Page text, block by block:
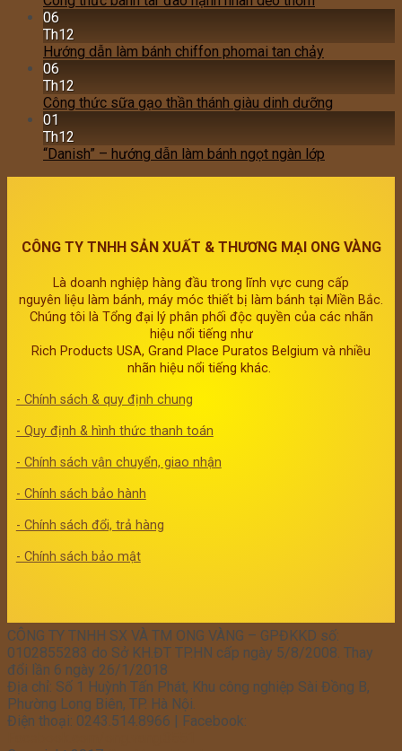
06
Th12
Hướng dẫn làm bánh chiffon phomai tan chảy
06
Th12
Công thức sữa gạo thần thánh giàu dinh dưỡng
01
Th12
“Danish” – hướng dẫn làm bánh ngọt ngàn lớp
CÔNG TY TNHH SẢN XUẤT & THƯƠNG MẠI ONG VÀNG
Là doanh nghiệp hàng đầu trong lĩnh vực cung cấp
nguyên liệu làm bánh, máy móc thiết bị làm bánh tại Miền Bắc.
Chúng tôi là Tổng đại lý phân phối độc quyền của các nhãn
hiệu nổi tiếng như
Rich Products USA, Grand Place Puratos Belgium và nhiều
nhãn hiệu nổi tiếng khác.
- Chính sách & quy định chung
- Quy định & hình thức thanh toán
- Chính sách vận chuyển, giao nhận
- Chính sách bảo hành
- Chính sách đổi, trả hàng
- Chính sách bảo mật
CÔNG TY TNHH SX VÀ TM ONG VÀNG – GPĐKKD số:
0102855283 do Sở KH.ĐT TP.HN cấp ngày 5/8/2008. Thay
đổi lần 6 ngày 26/1/2018
Địa chỉ: Số 1 Huỳnh Tấn Phát, Khu công nghiệp Sài Đồng B,
Phường Long Biên, TP. Hà Nội.
Điện thoại: 0243.514.8966 | Facebook: